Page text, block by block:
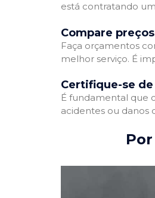
está contratando
Compare
Faça orçamentos
melhor serviço. É
Certifique-se
É fundamental que
acidentes ou danos